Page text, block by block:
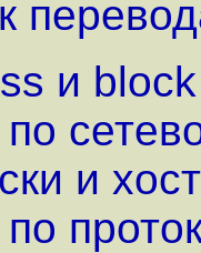
и block
и